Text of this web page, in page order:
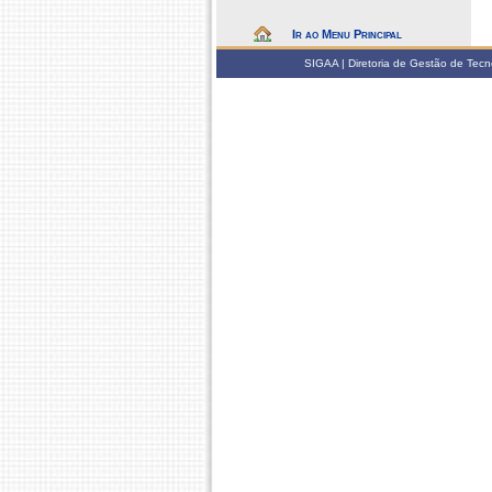
Ir ao Menu Principal
SIGAA | Diretoria de Gestão de